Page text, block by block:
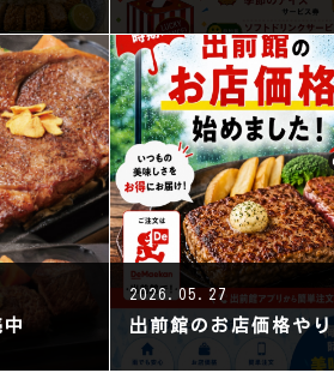
2026.05.27
出前館のお店価格や